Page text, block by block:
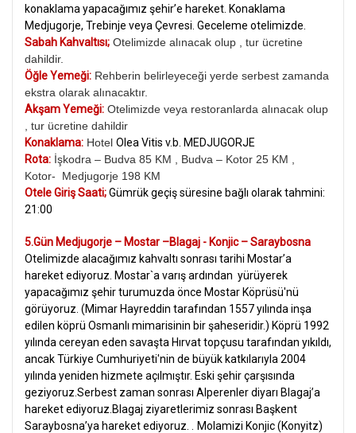
konaklama yapacağımız şehir’e hareket. Konaklama
Medjugorje, Trebinje veya Çevresi. Geceleme otelimizde.
Sabah Kahvaltısı; Otelimizde alınacak olup , tur ücretine
dahildir.
Öğle Yemeği: Rehberin belirleyeceği yerde serbest zamanda
ekstra olarak alınacaktır.
Akşam Yemeği: Otelimizde veya restoranlarda alınacak olup
, tur ücretine dahildir
Konaklama: Hotel Olea Vitis v.b. MEDJUGORJE
Rota: İşkodra – Budva 85 KM , Budva – Kotor 25 KM ,
Kotor- Medjugorje 198 KM
Otele Giriş Saati;Gümrük geçiş süresine bağlı olarak tahmini:
21:00
5.Gün Medjugorje – Mostar –Blagaj - Konjic – Saraybosna
Otelimizde alacağımız kahvaltı sonrası tarihi Mostar’a
hareket ediyoruz. Mostar`a varış ardından yürüyerek
yapacağımız şehir turumuzda önce Mostar Köprüsü'nü
görüyoruz. (Mimar Hayreddin tarafından 1557 yılında inşa
edilen köprü Osmanlı mimarisinin bir şaheseridir.) Köprü 1992
yılında cereyan eden savaşta Hırvat topçusu tarafından yıkıldı,
ancak Türkiye Cumhuriyeti'nin de büyük katkılarıyla 2004
yılında yeniden hizmete açılmıştır. Eski şehir çarşısında
geziyoruz.Serbest zaman sonrası Alperenler diyarı Blagaj’a
hareket ediyoruz.Blagaj ziyaretlerimiz sonrası Başkent
Saraybosna’ya hareket ediyoruz. .
Molamizi Konjic (Konyitz)